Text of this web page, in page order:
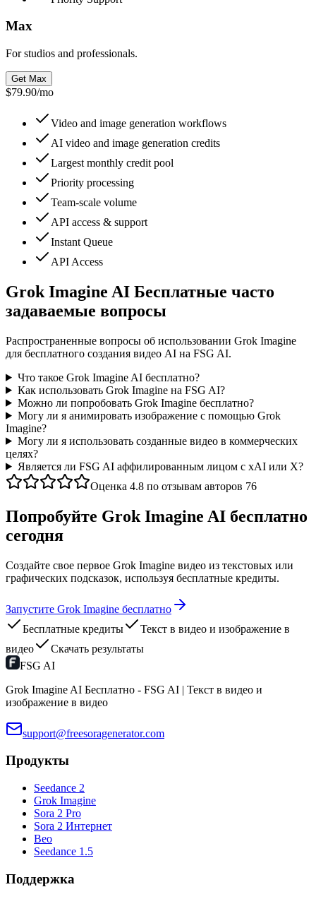
Max
For studios and professionals.
Get Max
$79.90/mo
Video and image generation workflows
AI video and image generation credits
Largest monthly credit pool
Priority processing
Team-scale volume
API access & support
Instant Queue
API Access
Grok Imagine AI Бесплатные часто
задаваемые вопросы
Распространенные вопросы об использовании Grok Imagine
для бесплатного создания видео AI на FSG AI.
Что такое Grok Imagine AI бесплатно?
Как использовать Grok Imagine на FSG AI?
Можно ли попробовать Grok Imagine бесплатно?
Могу ли я анимировать изображение с помощью Grok
Imagine?
Могу ли я использовать созданные видео в коммерческих
целях?
Является ли FSG AI аффилированным лицом с xAI или X?
Оценка 4.8 по отзывам авторов 76
Попробуйте Grok Imagine AI бесплатно
сегодня
Создайте свое первое Grok Imagine видео из текстовых или
графических подсказок, используя бесплатные кредиты.
Запустите Grok Imagine бесплатно
Бесплатные кредиты
Текст в видео и изображение в
видео
Скачать результаты
FSG AI
Grok Imagine AI Бесплатно - FSG AI | Текст в видео и
изображение в видео
support@freesoragenerator.com
Продукты
Seedance 2
Grok Imagine
Sora 2 Pro
Sora 2 Интернет
Вео
Seedance 1.5
Поддержка